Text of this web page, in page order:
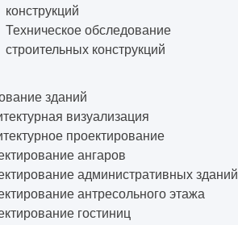
конструкций
Техническое обследование
строительных конструкций
зданий
визуализация
проектирование
ангаров
административных зданий
антресольного этажа
гостиниц